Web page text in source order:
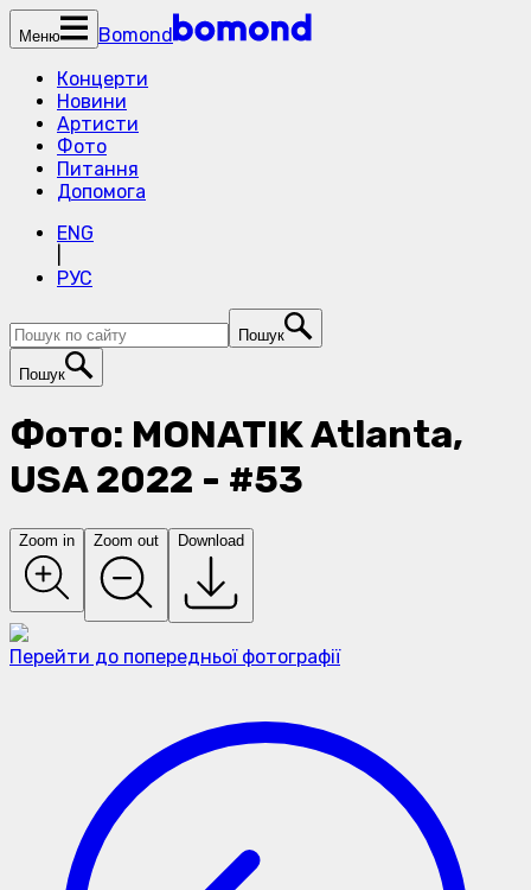
Меню
Bomond
Концерти
Новини
Артисти
Фото
Питання
Допомога
ENG
РУС
Пошук
Пошук
Фото: MONATIK Atlanta,
USA 2022 - #53
Zoom in Zoom out Download
Перейти до попередньої фотографії